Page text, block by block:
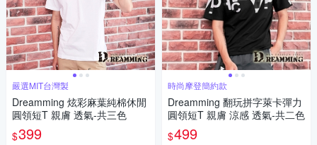
嚴選MIT台灣製
Dreamming 炫彩麻葉純棉休閒
圓領短T 親膚 透氣-共三色
$399
時尚摩登簡約款
Dreamming 翻玩拼字萊卡彈力
圓領短T 親膚 涼感 透氣-共二色
$499